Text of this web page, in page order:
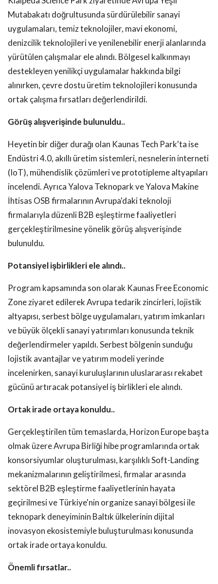
Mutabakatı doğrultusunda sürdürülebilir sanayi
uygulamaları, temiz teknolojiler, mavi ekonomi,
denizcilik teknolojileri ve yenilenebilir enerji alanlarında
yürütülen çalışmalar ele alındı. Bölgesel kalkınmayı
destekleyen yenilikçi uygulamalar hakkında bilgi
alınırken, çevre dostu üretim teknolojileri konusunda
ortak çalışma fırsatları değerlendirildi.
Görüş alışverişinde bulunuldu..
Heyetin bir diğer durağı olan Kaunas Tech Park'ta ise
Endüstri 4.0, akıllı üretim sistemleri, nesnelerin interneti
(IoT), mühendislik çözümleri ve prototipleme altyapıları
incelendi. Ayrıca Yalova Teknopark ve Yalova Makine
İhtisas OSB firmalarının Avrupa'daki teknoloji
firmalarıyla düzenli B2B eşleştirme faaliyetleri
gerçekleştirilmesine yönelik görüş alışverişinde
bulunuldu.
Potansiyel işbirlikleri ele alındı..
Program kapsamında son olarak Kaunas Free Economic
Zone ziyaret edilerek Avrupa tedarik zincirleri, lojistik
altyapısı, serbest bölge uygulamaları, yatırım imkanları
ve büyük ölçekli sanayi yatırımları konusunda teknik
değerlendirmeler yapıldı. Serbest bölgenin sunduğu
lojistik avantajlar ve yatırım modeli yerinde
incelenirken, sanayi kuruluşlarının uluslararası rekabet
gücünü artıracak potansiyel iş birlikleri ele alındı.
Ortak irade ortaya konuldu..
Gerçekleştirilen tüm temaslarda, Horizon Europe başta
olmak üzere Avrupa Birliği hibe programlarında ortak
konsorsiyumlar oluşturulması, karşılıklı Soft-Landing
mekanizmalarının geliştirilmesi, firmalar arasında
sektörel B2B eşleştirme faaliyetlerinin hayata
geçirilmesi ve Türkiye'nin organize sanayi bölgesi ile
teknopark deneyiminin Baltık ülkelerinin dijital
inovasyon ekosistemiyle buluşturulması konusunda
ortak irade ortaya konuldu.
Önemli fırsatlar..